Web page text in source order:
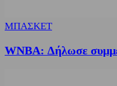
ΜΠΑΣΚΕΤ
WNBA: Δήλωσε